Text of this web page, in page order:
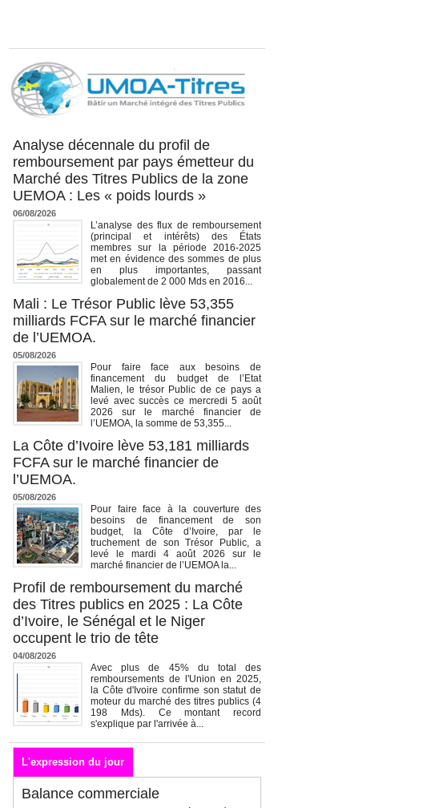
Analyse décennale du profil de
remboursement par pays émetteur du
Marché des Titres Publics de la zone
UEMOA : Les « poids lourds »
06/08/2026
L’analyse des flux de remboursement
(principal et intérêts) des États
membres sur la période 2016-2025
met en évidence des sommes de plus
en plus importantes, passant
globalement de 2 000 Mds en 2016...
Mali : Le Trésor Public lève 53,355
milliards FCFA sur le marché financier
de l’UEMOA.
05/08/2026
Pour faire face aux besoins de
financement du budget de l’Etat
Malien, le trésor Public de ce pays a
levé avec succès ce mercredi 5 août
2026 sur le marché financier de
l’UEMOA, la somme de 53,355...
La Côte d’Ivoire lève 53,181 milliards
FCFA sur le marché financier de
l’UEMOA.
05/08/2026
Pour faire face à la couverture des
besoins de financement de son
budget, la Côte d’Ivoire, par le
truchement de son Trésor Public, a
levé le mardi 4 août 2026 sur le
marché financier de l’UEMOA la...
Profil de remboursement du marché
des Titres publics en 2025 : La Côte
d’Ivoire, le Sénégal et le Niger
occupent le trio de tête
04/08/2026
Avec plus de 45% du total des
remboursements de l'Union en 2025,
la Côte d'Ivoire confirme son statut de
moteur du marché des titres publics (4
198 Mds). Ce montant record
s'explique par l'arrivée à...
L'expression du jour
Balance commerciale